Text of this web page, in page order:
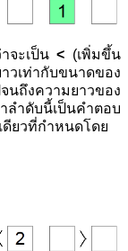
าจะเป็น< (เพิ่มขึ้น
วเท่ากับขนาดของ
นถึงความยาวของ
ำดับนี้เป็นคำตอบ
ดียวที่กำหนดโดย